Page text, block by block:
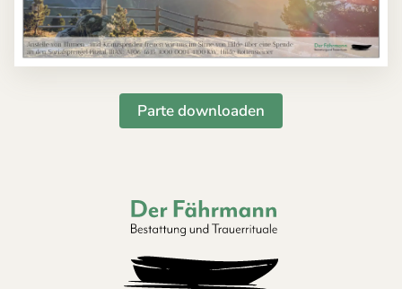
Parte downloaden
Der Fährmann - Bestattung und